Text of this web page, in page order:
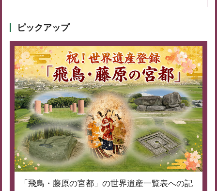
ピックアップ
「飛鳥・藤原の宮都」の世界遺産一覧表への記